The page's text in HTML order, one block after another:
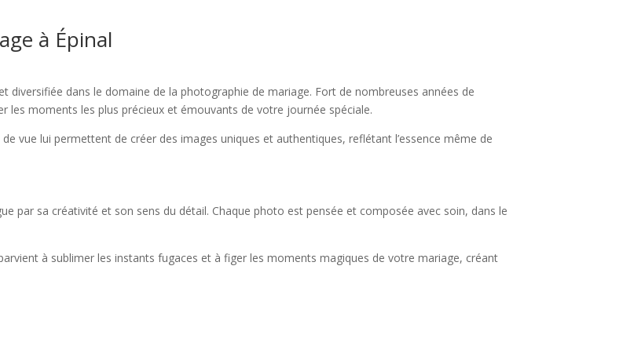
à Épinal
diversifiée dans le domaine de la photographie de mariage. Fort de nombreuses années de
les moments les plus précieux et émouvants de votre journée spéciale.
vue lui permettent de créer des images uniques et authentiques, reflétant l’essence même de
par sa créativité et son sens du détail. Chaque photo est pensée et composée avec soin, dans le
à sublimer les instants fugaces et à figer les moments magiques de votre mariage, créant